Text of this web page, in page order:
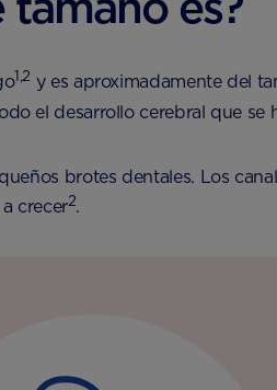
1,2 y es aproximadamente del
el desarrollo cerebral que
brotes dentales. Los
crecer2.